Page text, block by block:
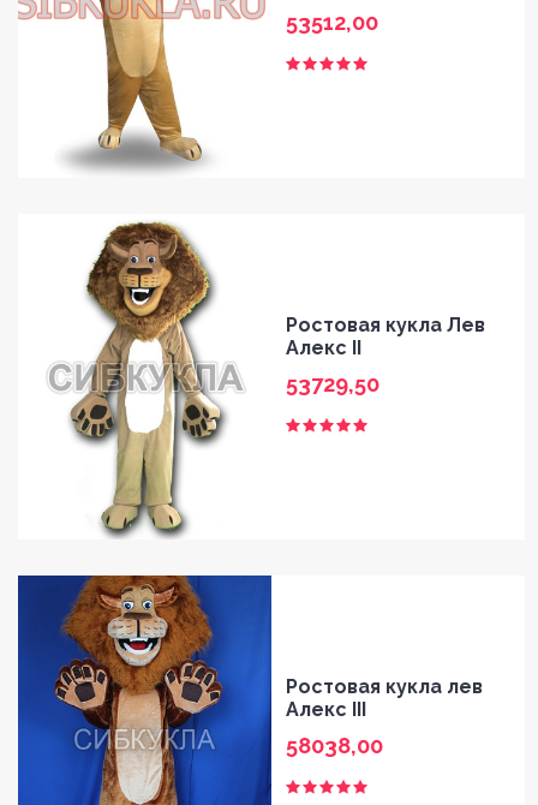
53512,00
Ростовая кукла Лев
Алекс II
53729,50
Ростовая кукла лев
Алекс III
58038,00